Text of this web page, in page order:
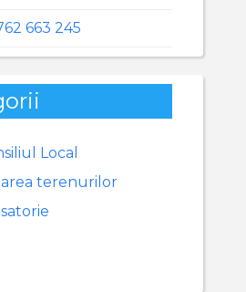
663 245
Local
terenurilor